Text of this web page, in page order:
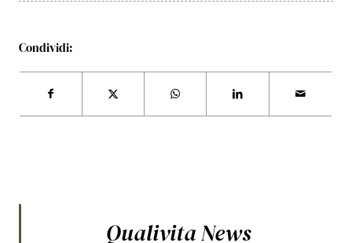
Condividi:
Qualivita News